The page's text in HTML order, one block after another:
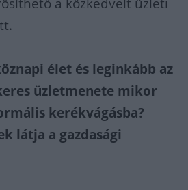
élet és leginkább az
üzletmenete mikor
kerékvágásba?
látja a gazdasági